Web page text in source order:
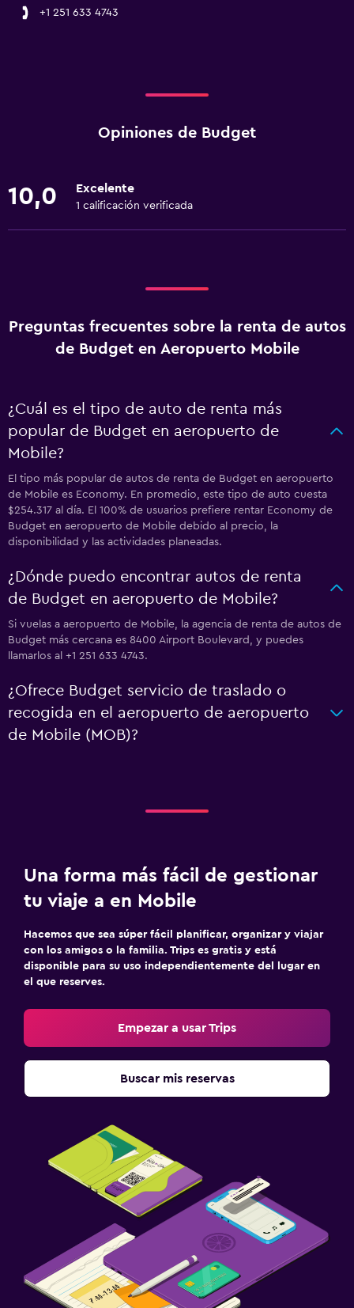
+1 251 633 4743
Opiniones de Budget
10,0 Excelente
1 calificación verificada
Preguntas frecuentes sobre la renta de autos
de Budget en Aeropuerto Mobile
¿Cuál es el tipo de auto de renta más
popular de Budget en aeropuerto de
Mobile?
El tipo más popular de autos de renta de Budget en aeropuerto
de Mobile es Economy. En promedio, este tipo de auto cuesta
$254.317 al día. El 100% de usuarios prefiere rentar Economy de
Budget en aeropuerto de Mobile debido al precio, la
disponibilidad y las actividades planeadas.
¿Dónde puedo encontrar autos de renta
de Budget en aeropuerto de Mobile?
Si vuelas a aeropuerto de Mobile, la agencia de renta de autos de
Budget más cercana es 8400 Airport Boulevard, y puedes
llamarlos al +1 251 633 4743.
¿Ofrece Budget servicio de traslado o
recogida en el aeropuerto de aeropuerto
de Mobile (MOB)?
Una forma más fácil de gestionar
tu viaje a en Mobile
Hacemos que sea súper fácil planificar, organizar y viajar
con los amigos o la familia. Trips es gratis y está
disponible para su uso independientemente del lugar en
el que reserves.
Empezar a usar Trips
Buscar mis reservas